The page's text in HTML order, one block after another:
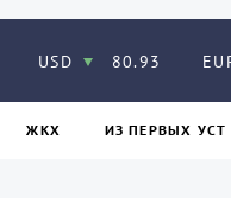
USD 80.93
ЖКХ ИЗ ПЕPВЫХ УСТ